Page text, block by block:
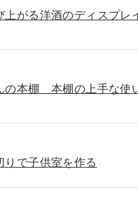
上がる洋酒のディスプレ
の本棚 本棚の上手な使
りで子供室を作る